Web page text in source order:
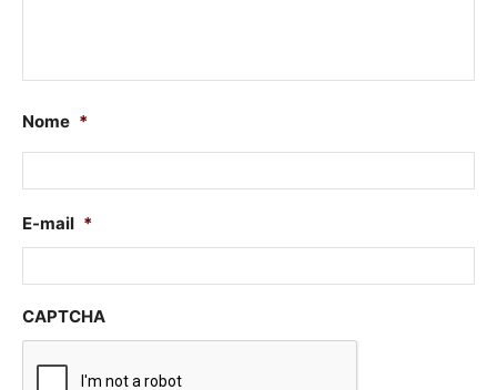
Nome *
E-mail *
CAPTCHA